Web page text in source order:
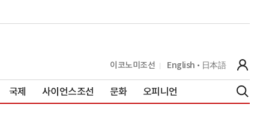
이코노미조선 English 日本語
국제 사이언스조선 문화 오피니언